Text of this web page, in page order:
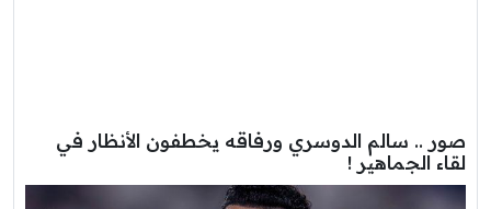
صور .. سالم الدوسري ورفاقه يخطفون الأنظار في
لقاء الجماهير !